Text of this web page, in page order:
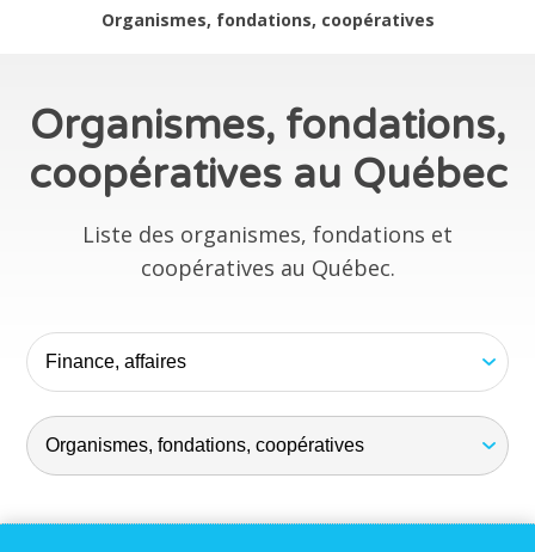
Organismes, fondations, coopératives
Organismes, fondations,
coopératives au Québec
Liste des organismes, fondations et
coopératives au Québec.